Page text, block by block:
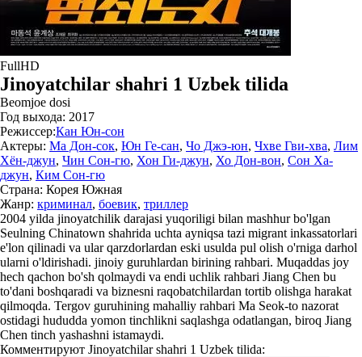
FullHD
Jinoyatchilar shahri 1 Uzbek tilida
Beomjoe dosi
Год выхода: 2017
Режиссер:Кан Юн-сон
Актеры: Ма Дон-сок, Юн Ге-сан, Чо Джэ-юн, Чхве Гви-хва, Лим
Хён-джун, Чин Сон-гю, Хон Ги-джун, Хо Дон-вон, Сон Ха-
джун, Ким Сон-гю
Страна: Корея Южная
Жанр: криминал, боевик, триллер
2004 yilda jinoyatchilik darajasi yuqoriligi bilan mashhur bo'lgan
Seulning Chinatown shahrida uchta ayniqsa tazi migrant inkassatorlari
e'lon qilinadi va ular qarzdorlardan eski usulda pul olish o'rniga darhol
ularni o'ldirishadi. jinoiy guruhlardan birining rahbari. Muqaddas joy
hech qachon bo'sh qolmaydi va endi uchlik rahbari Jiang Chen bu
to'dani boshqaradi va biznesni raqobatchilardan tortib olishga harakat
qilmoqda. Tergov guruhining mahalliy rahbari Ma Seok-to nazorat
ostidagi hududda yomon tinchlikni saqlashga odatlangan, biroq Jiang
Chen tinch yashashni istamaydi.
Комментируют Jinoyatchilar shahri 1 Uzbek tilida: